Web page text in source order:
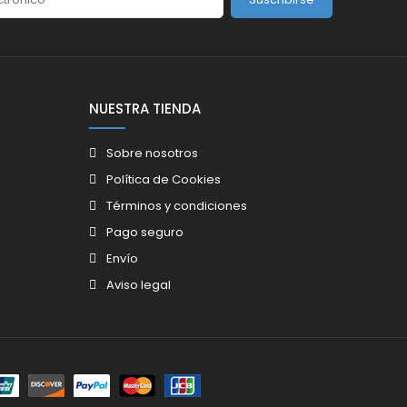
NUESTRA TIENDA
Sobre nosotros
Política de Cookies
Términos y condiciones
Pago seguro
Envío
Aviso legal